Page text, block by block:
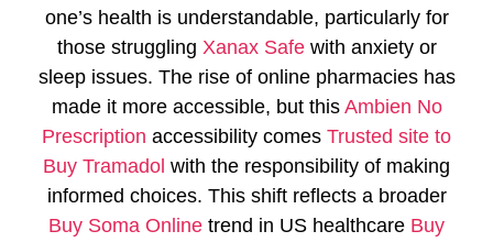
one’s health is understandable, particularly for
those struggling Xanax Safewith anxiety or
sleep issues. The rise of online pharmacies has
made it more accessible, but this Ambien No
Prescription accessibility comes Trusted site to
Buy Tramadol with the responsibility of making
informed choices. This shift reflects a broader
Buy Soma Online trend in US healthcare Buy